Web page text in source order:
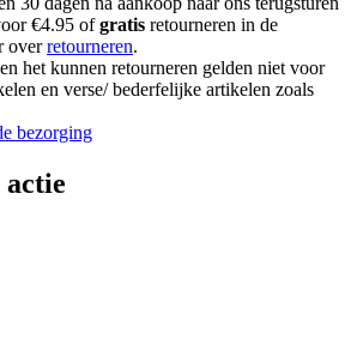
€4.95 ofgratis retourneren in de
overretourneren.
het kunnen retourneren gelden niet voor
en verse/ bederfelijke artikelen zoals
bezorging